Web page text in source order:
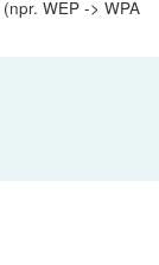
WEP -> WPA